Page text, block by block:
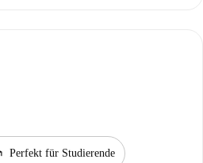
Perfekt für Studierende